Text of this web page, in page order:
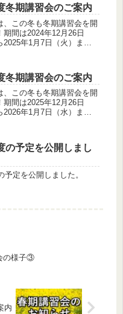
トカードを進呈いたしま
塾ですが、その分しっかり
ことができます。この機会
人塾を選んでください！
冬期講習会のご案内
、この冬も冬期講習会を開
期間は2024年12月26日
2025年1月7日（火）ま
テストを行います。
冬期講習会のご案内
、この冬も冬期講習会を開
期間は2025年12月26日
2026年1月7日（水）ま
テストを行います。学年や
って、様々な...
の予定を公開しまし
予定を公開しました。
の様子③
内